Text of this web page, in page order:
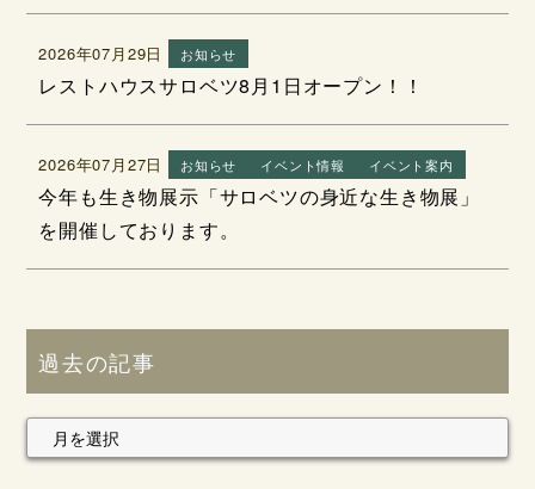
2026年07月29日 お知らせ
レストハウスサロベツ8月1日オープン！！
2026年07月27日 お知らせ イベント情報 イベント案内
今年も生き物展示「サロベツの身近な生き物展」
を開催しております。
過去の記事